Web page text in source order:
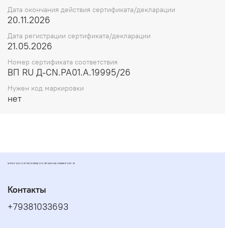
Дата окончания действия сертификата/декларации
20.11.2026
Дата регистрации сертификата/декларации
21.05.2026
Номер сертификата соответствия
ВП RU Д-CN.РА01.А.19995/26
Нужен код маркировки
нет
ЗАПЧАСТИ ДЛЯ СКУТЕРОВ МОПЕДОВ И ПИТБАЙКОВ ДИОМАРКЕТ РОСТОВ
Контакты
+79381033693